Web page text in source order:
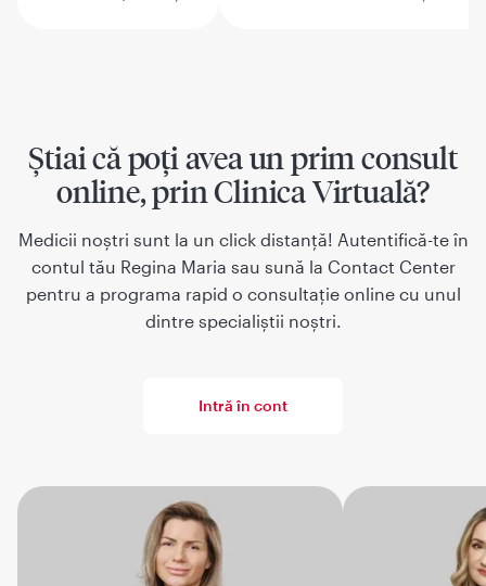
Știai că poți avea un prim consult
online, prin Clinica Virtuală?
Medicii noștri sunt la un click distanță! Autentifică-te în
contul tău Regina Maria sau sună la Contact Center
pentru a programa rapid o consultație online cu unul
dintre specialiștii noștri.
Intră în cont